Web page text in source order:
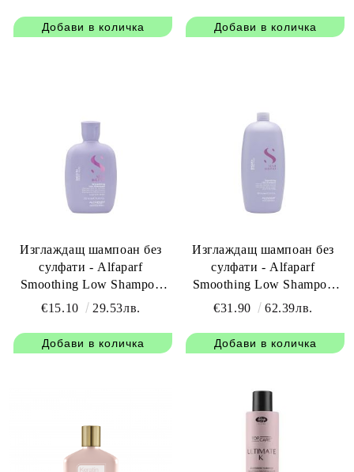
Изглаждащ шампоан без
сулфати - Alfaparf
Smoothing Low Shampoo
250 мл
€15.10 29.53лв.
Изглаждащ шампоан без
сулфати - Alfaparf
Smoothing Low Shampoo
1000 мл
€31.90 62.39лв.